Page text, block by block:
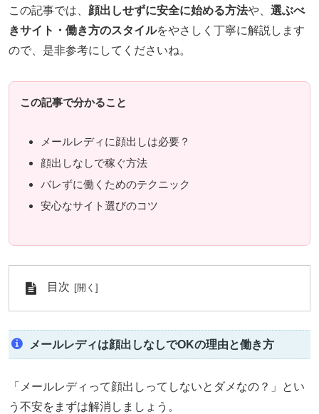
この記事では、 顔出しせずに安全に始める方法や、 選ぶべ
きサイト・働き方のスタイルをやさしく丁寧に解説します
ので、是非参考にしてくださいね。
この記事で分かること
メールレディに顔出しは必要？
顔出しなしで稼ぐ方法
バレずに働くためのテクニック
安心なサイト選びのコツ
目次
メールレディは顔出しなしでOKの理由と働き方
「メールレディって顔出しってしないとダメなの？」とい
う不安をまずは解消しましょう。